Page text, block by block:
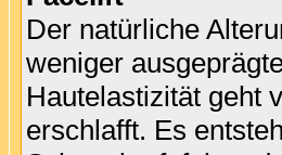
Der natürliche
weniger
Hautelastizität geht
erschlafft. Es